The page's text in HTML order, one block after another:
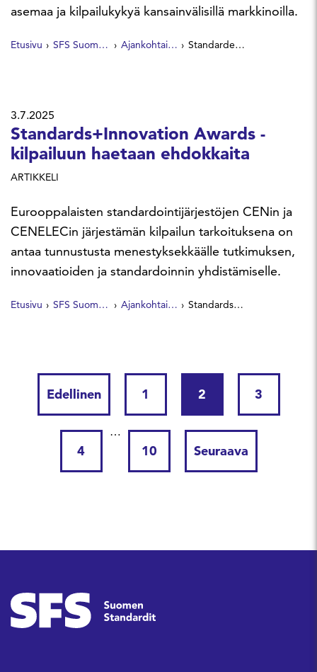
asemaa ja kilpailukykyä kansainvälisillä markkinoilla.
Etusivu SFS Suomen Standardit Ajankohtaista Standardeista taloudellista hyötyä miljardien eurojen arvosta
3.7.2025
Standards+Innovation Awards -
kilpailuun haetaan ehdokkaita
ARTIKKELI
Eurooppalaisten standardointijärjestöjen CENin ja
CENELECin järjestämän kilpailun tarkoituksena on
antaa tunnustusta menestyksekkäälle tutkimuksen,
innovaatioiden ja standardoinnin yhdistämiselle.
Etusivu SFS Suomen Standardit Ajankohtaista Standards+Innovation Awards -kilpailuun haetaan ehdokkaita
Edellinen 1 2 3
4
…
10 Seuraava